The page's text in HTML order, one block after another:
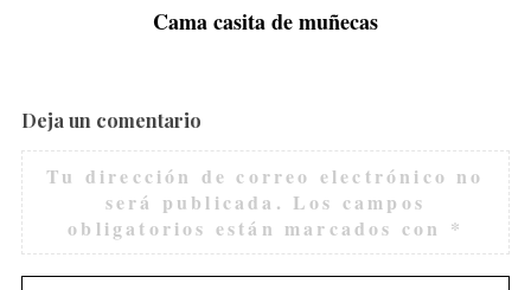
Cama casita de muñecas
Deja un comentario
Tu dirección de correo electrónico no
será publicada. Los campos
obligatorios están marcados con *